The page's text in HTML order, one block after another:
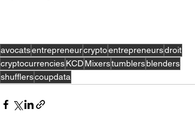
avocatsentrepreneurcryptoentrepreneursdroit
cryptocurrenciesKCDMixerstumblersblenders
shufflerscoupdata